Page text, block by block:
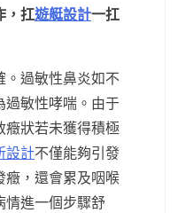
，扛遊艇設計一扛
。過敏性鼻炎如不
過敏性哮喘。由于
癥狀若未獲得積極
設計不僅能夠引發
癥，還會累及咽喉
情進一個步驟舒